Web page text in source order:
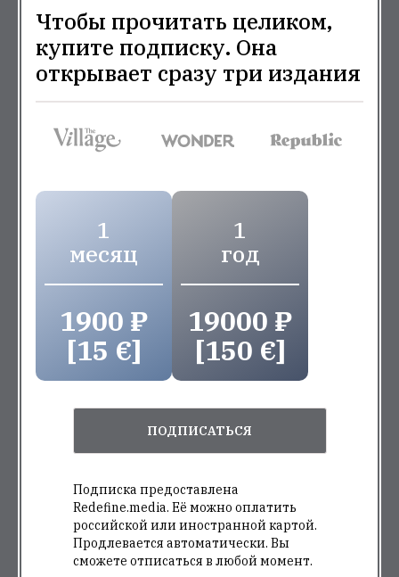
Чтобы прочитать целиком,
купите подписку. Она
открывает сразу три издания
1
месяц
1900 ₽
[15 €]
1
год
19000 ₽
[150 €]
ПОДПИСАТЬСЯ
Подписка предоставлена
Redefine.media. Её можно оплатить
российской или иностранной картой.
Продлевается автоматически. Вы
сможете отписаться в любой момент.